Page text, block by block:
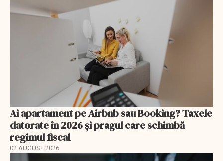
Ai apartament pe Airbnb sau Booking? Taxele
datorate în 2026 și pragul care schimbă
regimul fiscal
02 AUGUST 2026